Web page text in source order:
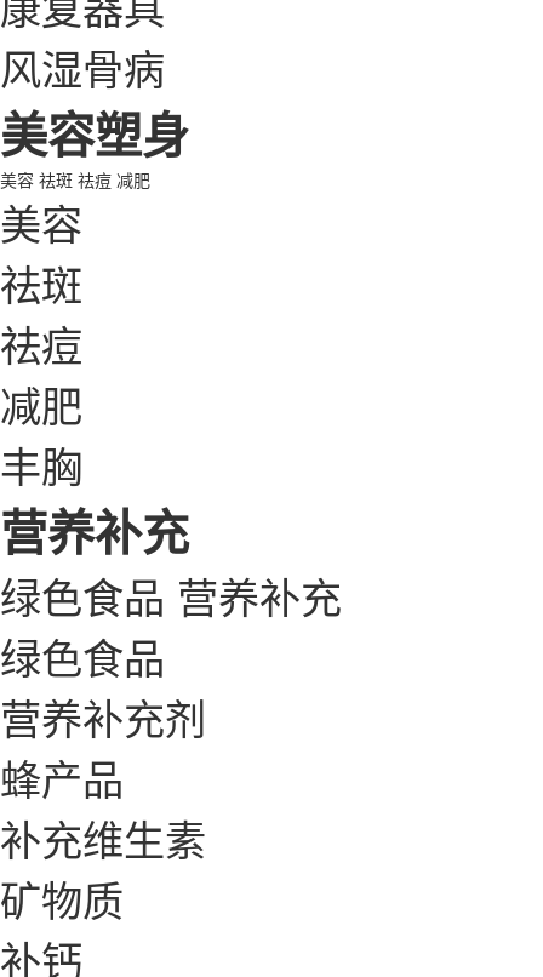
风湿骨病
美容塑身
美容 祛斑 祛痘 减肥
美容
祛斑
祛痘
减肥
丰胸
营养补充
绿色食品 营养补充
绿色食品
营养补充剂
蜂产品
补充维生素
矿物质
补钙